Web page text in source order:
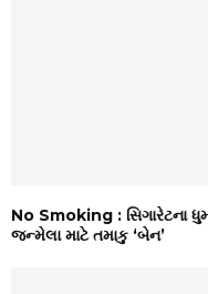
No Smoking : સિગારેટના
જન્મેલા માટે તમાકુ ‘બેન’